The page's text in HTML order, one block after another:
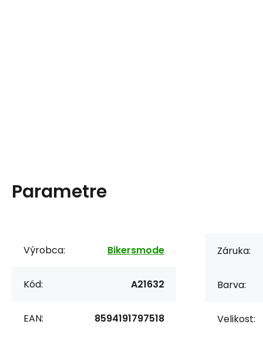
Parametre
Výrobca: Bikersmode
Kód: A21632
EAN: 8594191797518
Záruka:
Barva:
Velikost: